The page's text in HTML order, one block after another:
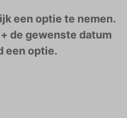
een optie te nemen.
de gewenste datum
een optie.